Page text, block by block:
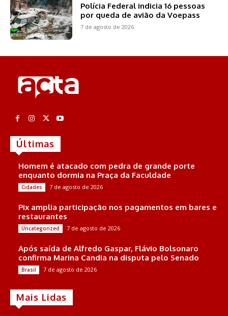
Polícia Federal indicia 16 pessoas
por queda de avião da Voepass
7 de agosto de 2026
Últimas
Homem é atacado com pedra de grande porte
enquanto dormia na Praça da Faculdade
Cidades 7 de agosto de 2026
Pix amplia participação nos pagamentos em bares e
restaurantes
Uncategorized 7 de agosto de 2026
Após saída de Alfredo Gaspar, Flávio Bolsonaro
confirma Marina Candia na disputa pelo Senado
Brasil 7 de agosto de 2026
Mais Lidas